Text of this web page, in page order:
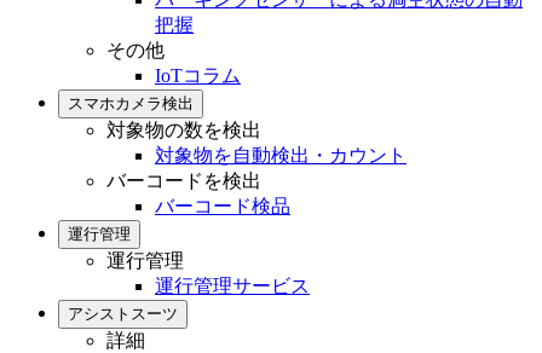
把握
その他
IoTコラム
スマホカメラ検出
対象物の数を検出
対象物を自動検出・カウント
バーコードを検出
バーコード検品
運行管理
運行管理
運行管理サービス
アシストスーツ
詳細